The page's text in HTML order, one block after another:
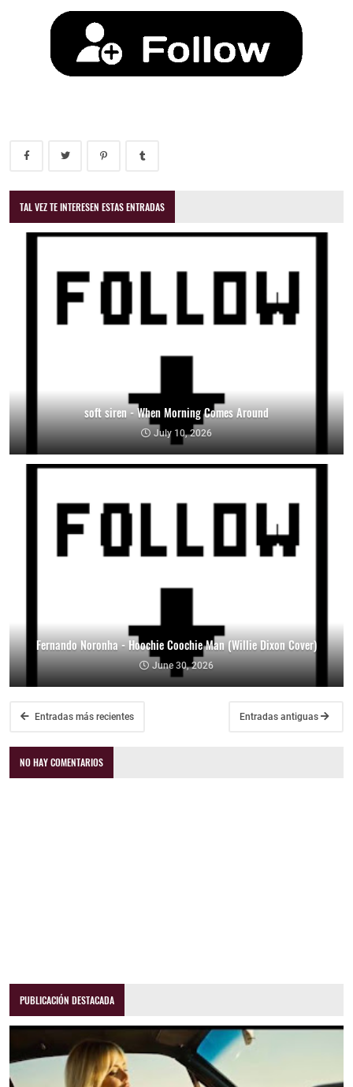
TAL VEZ TE INTERESEN ESTAS ENTRADAS
soft siren - When Morning Comes Around
July 10, 2026
Fernando Noronha - Hoochie Coochie Man (Willie Dixon Cover)
June 30, 2026
Entradas más recientes Entradas antiguas
NO HAY COMENTARIOS
PUBLICACIÓN DESTACADA